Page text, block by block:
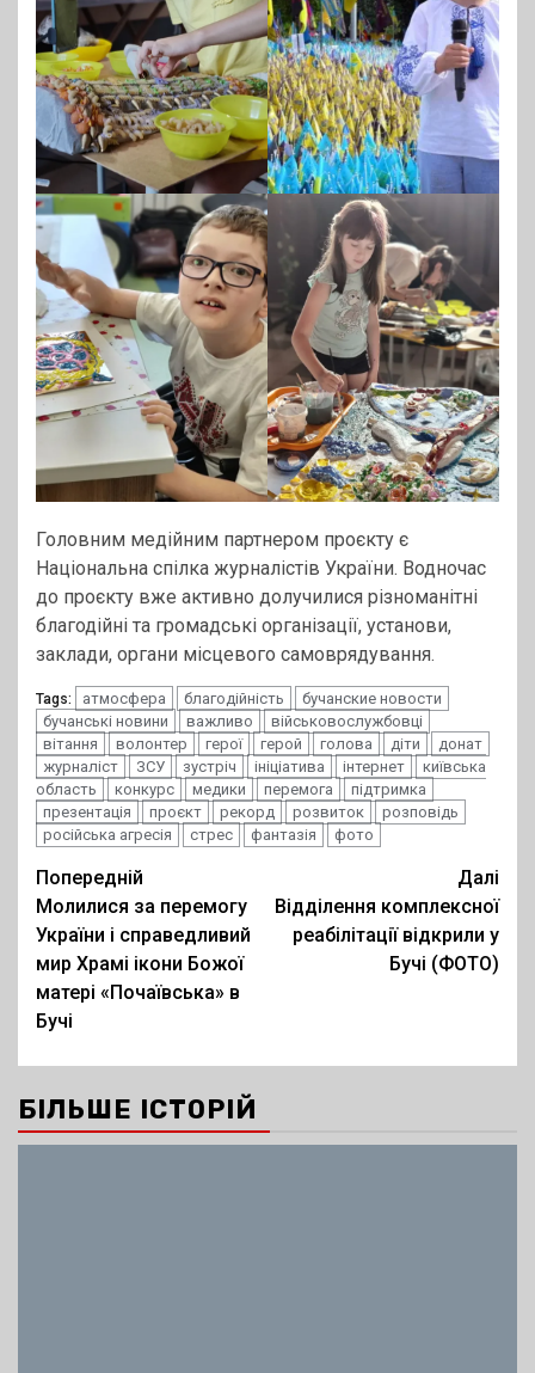
Головним медійним партнером проєкту є
Національна спілка журналістів України. Водночас
до проєкту вже активно долучилися різноманітні
благодійні та громадські організації, установи,
заклади, органи місцевого самоврядування.
Tags: атмосфера благодійність
бучанские новости
бучанські новини
важливо
військовослужбовці
вітання
волонтер герої герой голова діти
донат
журналіст
ЗСУ зустріч ініціатива інтернет
київська
область
конкурс медики перемога
підтримка
презентація
проєкт рекорд розвиток
розповідь
російська агресія
стрес фантазія фото
Post
navigation
Попередній
Молилися за перемогу
України і справедливий
мир Храмі ікони Божої
матері «Почаївська» в
Бучі
Далі
Відділення комплексної
реабілітації відкрили у
Бучі (ФОТО)
БІЛЬШЕ ІСТОРІЙ